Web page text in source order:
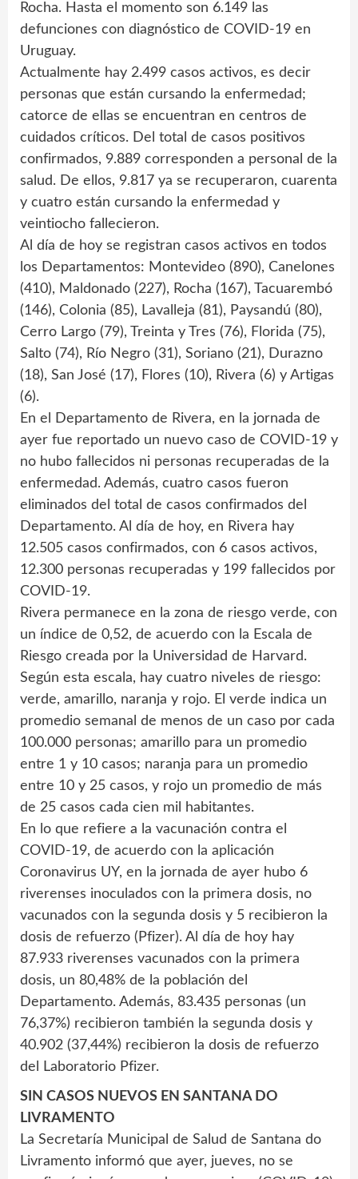
Rocha. Hasta el momento son 6.149 las
defunciones con diagnóstico de COVID-19 en
Uruguay.
Actualmente hay 2.499 casos activos, es decir
personas que están cursando la enfermedad;
catorce de ellas se encuentran en centros de
cuidados críticos. Del total de casos positivos
confirmados, 9.889 corresponden a personal de la
salud. De ellos, 9.817 ya se recuperaron, cuarenta
y cuatro están cursando la enfermedad y
veintiocho fallecieron.
Al día de hoy se registran casos activos en todos
los Departamentos: Montevideo (890), Canelones
(410), Maldonado (227), Rocha (167), Tacuarembó
(146), Colonia (85), Lavalleja (81), Paysandú (80),
Cerro Largo (79), Treinta y Tres (76), Florida (75),
Salto (74), Río Negro (31), Soriano (21), Durazno
(18), San José (17), Flores (10), Rivera (6) y Artigas
(6).
En el Departamento de Rivera, en la jornada de
ayer fue reportado un nuevo caso de COVID-19 y
no hubo fallecidos ni personas recuperadas de la
enfermedad. Además, cuatro casos fueron
eliminados del total de casos confirmados del
Departamento. Al día de hoy, en Rivera hay
12.505 casos confirmados, con 6 casos activos,
12.300 personas recuperadas y 199 fallecidos por
COVID-19.
Rivera permanece en la zona de riesgo verde, con
un índice de 0,52, de acuerdo con la Escala de
Riesgo creada por la Universidad de Harvard.
Según esta escala, hay cuatro niveles de riesgo:
verde, amarillo, naranja y rojo. El verde indica un
promedio semanal de menos de un caso por cada
100.000 personas; amarillo para un promedio
entre 1 y 10 casos; naranja para un promedio
entre 10 y 25 casos, y rojo un promedio de más
de 25 casos cada cien mil habitantes.
En lo que refiere a la vacunación contra el
COVID-19, de acuerdo con la aplicación
Coronavirus UY, en la jornada de ayer hubo 6
riverenses inoculados con la primera dosis, no
vacunados con la segunda dosis y 5 recibieron la
dosis de refuerzo (Pfizer). Al día de hoy hay
87.933 riverenses vacunados con la primera
dosis, un 80,48% de la población del
Departamento. Además, 83.435 personas (un
76,37%) recibieron también la segunda dosis y
40.902 (37,44%) recibieron la dosis de refuerzo
del Laboratorio Pfizer.
SIN CASOS NUEVOS EN SANTANA DO
LIVRAMENTO
La Secretaría Municipal de Salud de Santana do
Livramento informó que ayer, jueves, no se